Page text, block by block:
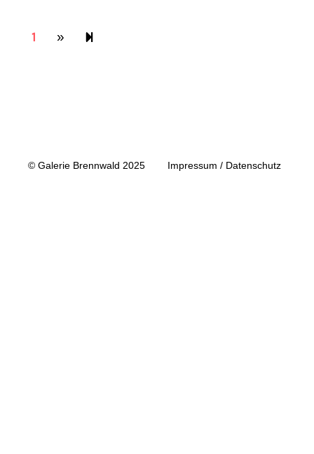
1 » Next page
© Galerie Brennwald 2025 Impressum / Datenschutz